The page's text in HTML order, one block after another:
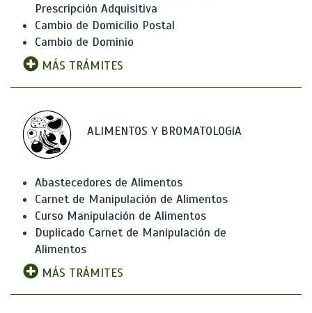
Prescripción Adquisitiva
Cambio de Domicilio Postal
Cambio de Dominio
MÁS TRÁMITES
ALIMENTOS Y BROMATOLOGíA
Abastecedores de Alimentos
Carnet de Manipulación de Alimentos
Curso Manipulación de Alimentos
Duplicado Carnet de Manipulación de
Alimentos
MÁS TRÁMITES